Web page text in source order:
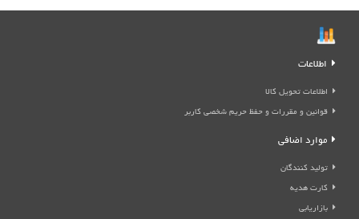
اطلاعات
اطلاعات تحویل کالا
قوانین و مقررات و حفظ حریم شخصی کاربر
موارد اضافی
تولید کنندگان
کارت هدیه
بازاریابی